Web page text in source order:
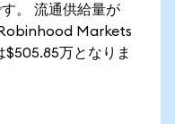
。 流通供給量が
Markets
万となりま